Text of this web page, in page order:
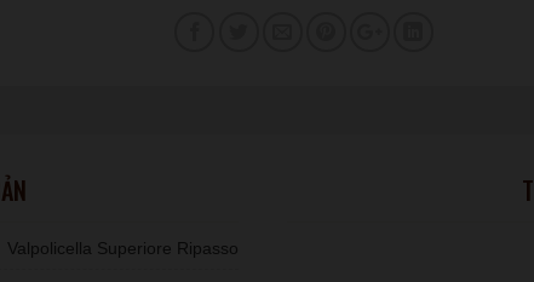
Valpolicella Superiore Ripasso